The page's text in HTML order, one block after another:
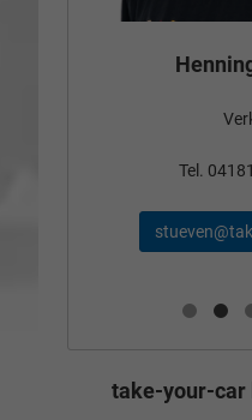
Tel.
take-your-car